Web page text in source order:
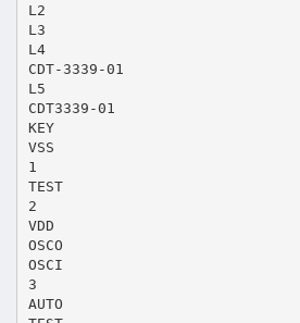
L2
L3
L4
CDT-3339-01
L5
CDT3339-01
KEY
VSS
1
TEST
2
VDD
OSCO
OSCI
3
AUTO